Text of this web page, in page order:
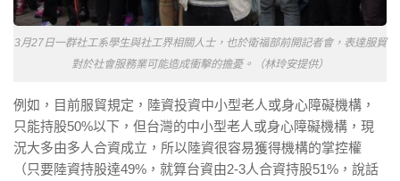
3月27日一群社工系學生與社工界相關人士，也於衛福部前開記者會，表達服貿
對於社會服務業可能造成衝擊的擔憂。（林玲安提供）
例如，目前服貿規定，陸資投資中小型老人或身心障礙機構，
只能持股50%以下，但台灣的中小型老人或身心障礙機構，現
況大多由多人合資成立，所以陸資很容易獲得機構的掌控權
（只要陸資持股達49%，就算台資由2-3人合資持股51%，說話